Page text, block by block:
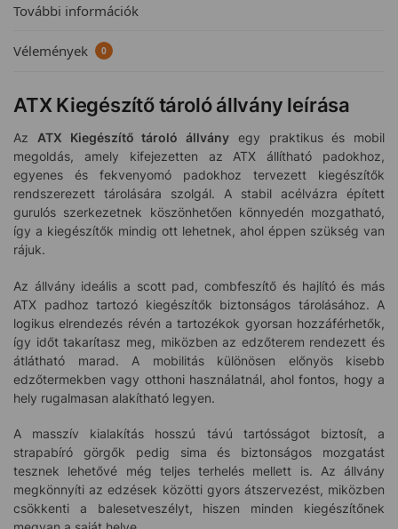
További információk
Vélemények 0
ATX Kiegészítő tároló állvány leírása
Az ATX Kiegészítő tároló állvány egy praktikus és mobil
megoldás, amely kifejezetten az ATX állítható padokhoz,
egyenes és fekvenyomó padokhoz tervezett kiegészítők
rendszerezett tárolására szolgál. A stabil acélvázra épített
gurulós szerkezetnek köszönhetően könnyedén mozgatható,
így a kiegészítők mindig ott lehetnek, ahol éppen szükség van
rájuk.
Az állvány ideális a scott pad, combfeszítő és hajlító és más
ATX padhoz tartozó kiegészítők biztonságos tárolásához. A
logikus elrendezés révén a tartozékok gyorsan hozzáférhetők,
így időt takarítasz meg, miközben az edzőterem rendezett és
átlátható marad. A mobilitás különösen előnyös kisebb
edzőtermekben vagy otthoni használatnál, ahol fontos, hogy a
hely rugalmasan alakítható legyen.
A masszív kialakítás hosszú távú tartósságot biztosít, a
strapabíró görgők pedig sima és biztonságos mozgatást
tesznek lehetővé még teljes terhelés mellett is. Az állvány
megkönnyíti az edzések közötti gyors átszervezést, miközben
csökkenti a balesetveszélyt, hiszen minden kiegészítőnek